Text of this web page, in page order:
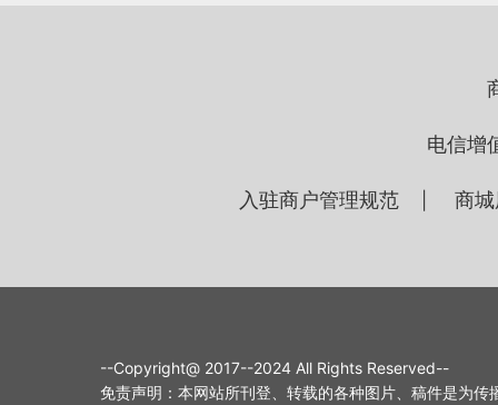
电信增
入驻商户管理规范 商
--Copyright@ 2017--2024 All Rights Reserved--
免责声明：本网站所刊登、转载的各种图片、稿件是为